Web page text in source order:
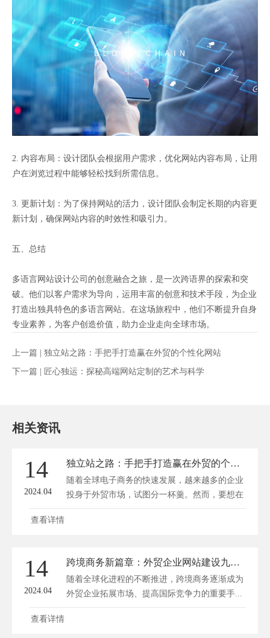
2. 内容布局：设计团队会根据用户需求，优化网站内容布局，让用
户在浏览过程中能够轻松找到所需信息。
3. 更新计划：为了保持网站的活力，设计团队会制定长期的内容更
新计划，确保网站内容的时效性和吸引力。
五、总结
多语言网站设计公司的创意融合之旅，是一次跨语界的探索和突
破。他们以客户需求为导向，运用丰富的创意和技术手段，为企业
打造出独具特色的多语言网站。在这场旅程中，他们不断提升自身
专业素养，为客户创造价值，助力企业走向全球市场。
上一篇 | 独立站之路：手把手打造赢在外贸的个性化网站
下一篇 | 匠心独运：探秘高端网站定制的艺术与科学
相关资讯
14
2024.04
独立站之路：手把手打造赢在外贸的个性化网站
随着全球电子商务的快速发展，越来越多的企业
投身于外贸市场，试图分一杯羹。然而，要想在
外...
查看详情
14
2024.04
跨境商务新篇章：外贸企业网站建设九大攻略
随着全球化进程的不断推进，跨境商务逐渐成为
外贸企业拓展市场、提高国际竞争力的重要手...
查看详情